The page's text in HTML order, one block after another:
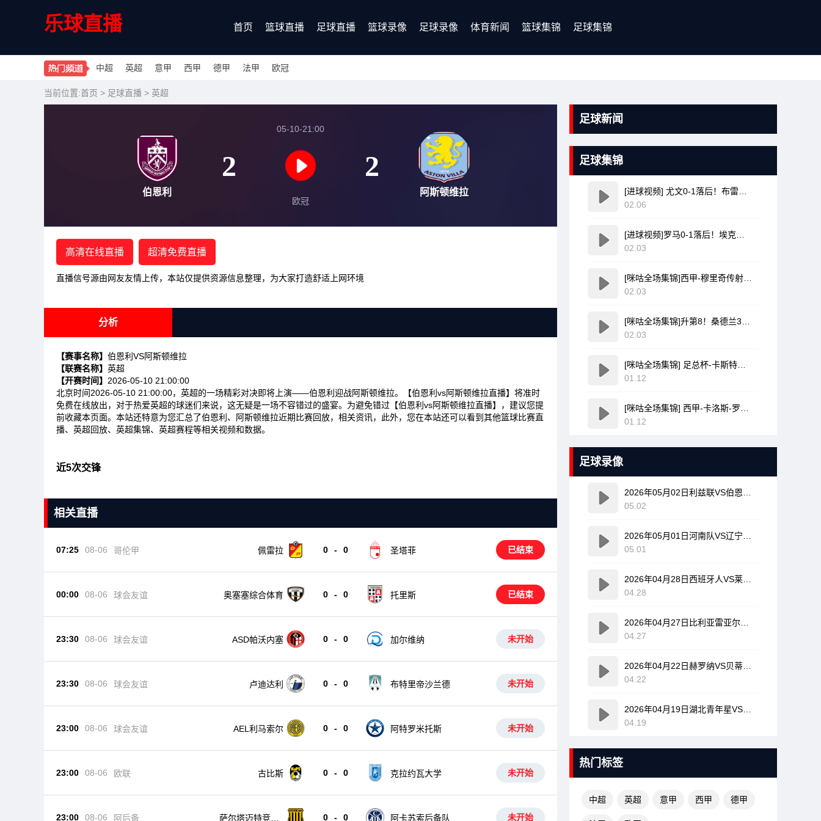
乐球直播 首页 篮球直播 足球直播 篮球录像 足球录像 体育新闻 篮球集锦 足球集锦
中超 英超 意甲 西甲 德甲 法甲 欧冠
当前位置:首页 > 足球直播 > 英超
伯恩利
05-10-21:00
2 2
欧冠
阿斯顿维拉
高清在线直播 超清免费直播
直播信号源由网友友情上传，本站仅提供资源信息整理，为大家打造舒适上网环境
分析
【赛事名称】 伯恩利VS阿斯顿维拉
【联赛名称】 英超
【开赛时间】 2026-05-10 21:00:00
北京时间2026-05-10 21:00:00，英超的一场精彩对决即将上演——伯恩利迎战阿斯顿维拉。【伯恩利vs阿斯顿维拉直播】将准时
免费在线放出，对于热爱英超的球迷们来说，这无疑是一场不容错过的盛宴。为避免错过【伯恩利vs阿斯顿维拉直播】，建议您提
前收藏本页面。本站还特意为您汇总了伯恩利、阿斯顿维拉近期比赛回放，相关资讯，此外，您在本站还可以看到其他篮球比赛直
播、英超回放、英超集锦、英超赛程等相关视频和数据。
近5次交锋
相关直播
07:25 08-06 哥伦甲 佩雷拉 0 - 0 圣塔菲 已结束
00:00 08-06 球会友谊 奥塞塞综合体育 0 - 0 托里斯 已结束
23:30 08-06 球会友谊 ASD帕沃内塞 0 - 0 加尔维纳 未开始
23:30 08-06 球会友谊 卢迪达利 0 - 0 布特里帝沙兰德 未开始
23:00 08-06 球会友谊 AEL利马索尔 0 - 0 阿特罗米托斯 未开始
23:00 08-06 欧联 古比斯 0 - 0 克拉约瓦大学 未开始
23:00 08-06 阿后备 萨尔塔迈特竞技 0 - 0 阿卡苏索后备队 未开始
足球新闻
足球集锦
02.06
02.03
02.03
02.03
01.12
01.12
足球录像
05.02
05.01
04.28
04.27
04.22
04.19
热门标签
中超 英超 意甲 西甲 德甲